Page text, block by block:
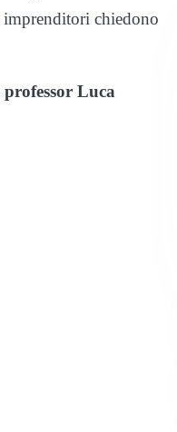
imprenditori chiedono
Luca